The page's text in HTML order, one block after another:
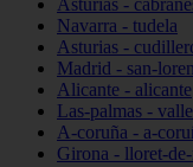
Asturias -
Navarra - tudela
Asturias -
Madrid - san-
Alicante - alicante
Las-palmas -
A-coruña - a-
Girona - lloret-